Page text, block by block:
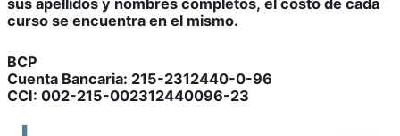
sus apellidos y nombres completos, el costo de cada
curso se encuentra en el mismo.
BCP
Cuenta Bancaria: 215-2312440-0-96
CCI: 002-215-002312440096-23